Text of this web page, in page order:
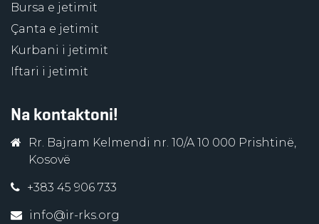
Bursa e jetimit
Çanta e jetimit
Kurbani i jetimit
Iftari i jetimit
Na kontaktoni!
Rr. Bajram Kelmendi nr. 10/A 10 000 Prishtinë,
Kosovë
+383 45 906 733
info@ir-rks.org